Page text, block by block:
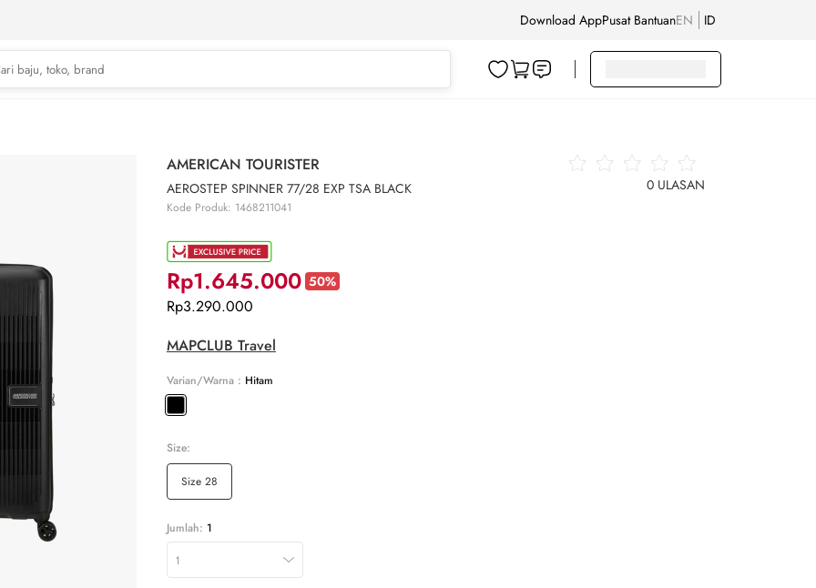
Download AppPusat BantuanEN ID
AMERICAN TOURISTER
AEROSTEP SPINNER 77/28 EXP TSA BLACK
Kode Produk: 1468211041
Rp1.645.000 50%
Rp3.290.000
0 ULASAN
MAPCLUB Travel
Varian/Warna : Hitam
Size:
Size 28
Jumlah: 1
1